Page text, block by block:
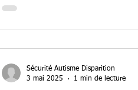
Sécurité Autisme Disparition
3 mai 2025
1 min de lecture